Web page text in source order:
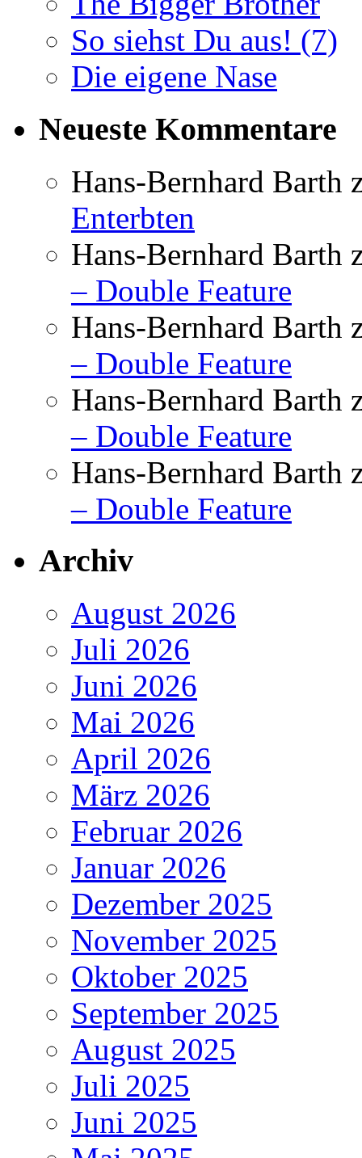
So siehst Du aus! (7)
Die eigene Nase
Neueste Kommentare
Hans-Bernhard Barth
Enterbten
Hans-Bernhard Barth
– Double Feature
Hans-Bernhard Barth
– Double Feature
Hans-Bernhard Barth
– Double Feature
Hans-Bernhard Barth
– Double Feature
Archiv
August 2026
Juli 2026
Juni 2026
Mai 2026
April 2026
März 2026
Februar 2026
Januar 2026
Dezember 2025
November 2025
Oktober 2025
September 2025
August 2025
Juli 2025
Juni 2025